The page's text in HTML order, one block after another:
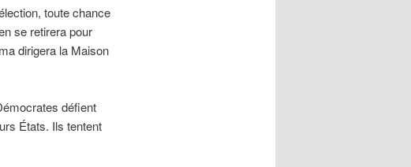
toute chance
se retirera pour
dirigera la Maison
défient
États. Ils tentent